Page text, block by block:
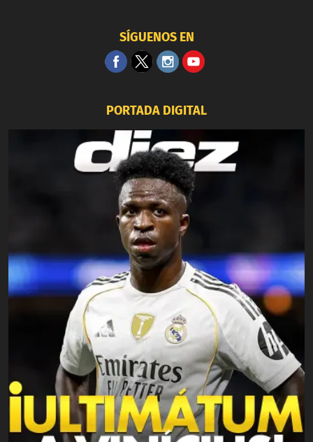
SÍGUENOS EN
PORTADA DIGITAL